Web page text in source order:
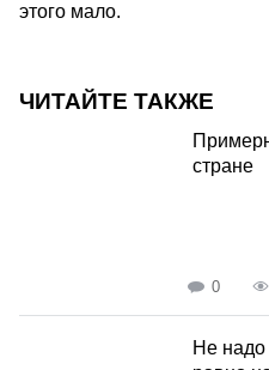
этого мало.
ЧИТАЙТЕ ТАКЖЕ
стране
0
Не надо